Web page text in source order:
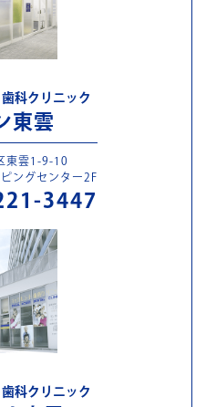
科クリニック
東雲
東雲1-9-10
ングセンター2F
3447
科クリニック